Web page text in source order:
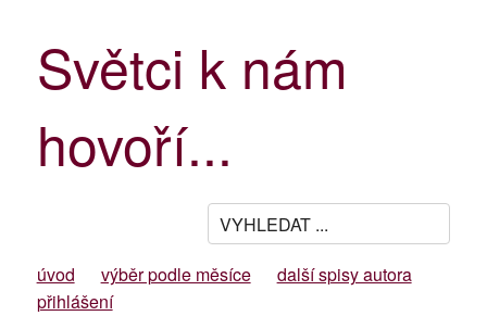
Světci k nám
hovoří...
úvod výběr podle měsíce
další spisy autora
přihlášení